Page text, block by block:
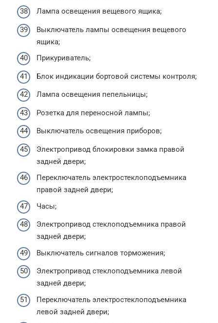
Лампа освещения вещевого ящика;
Выключатель лампы освещения вещевого
ящика;
Прикуриватель;
Блок индикации бортовой системы контроля;
Лампа освещения пепельницы;
Розетка для переносной лампы;
Выключатель освещения приборов;
Электропривод блокировки замка правой
задней двери;
Переключатель электростеклоподъемника
правой задней двери;
Часы;
Электропривод стеклоподъемника правой
задней двери;
Выключатель сигналов торможения;
Электропривод стеклоподъемника левой
задней двери;
Переключатель электростеклоподъемника
левой задней двери;